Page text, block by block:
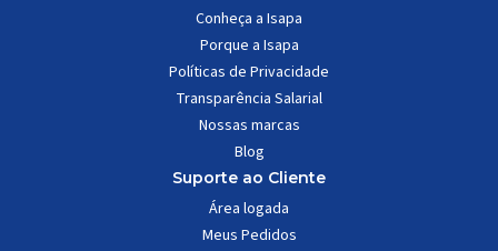
Conheça a Isapa
Porque a Isapa
Políticas de Privacidade
Transparência Salarial
Nossas marcas
Blog
Suporte ao Cliente
Área logada
Meus Pedidos